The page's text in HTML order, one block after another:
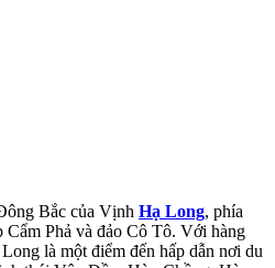
Bắc của Vịnh Hạ Long, phía
Phả và đảo Cô Tô. Với hàng
là một điểm đến hấp dẫn nơi du